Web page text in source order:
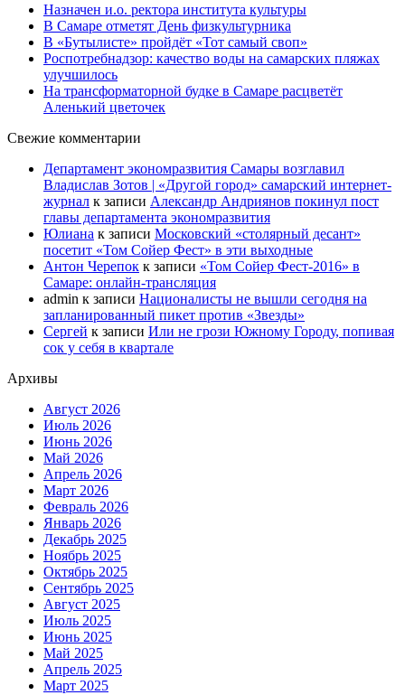
Назначен и.о. ректора института культуры
В Самаре отметят День физкультурника
В «Бутылисте» пройдёт «Тот самый своп»
Роспотребнадзор: качество воды на самарских пляжах
улучшилось
На трансформаторной будке в Самаре расцветёт
Аленький цветочек
Свежие комментарии
Департамент экономразвития Самары возглавил
Владислав Зотов | «Другой город» самарский интернет-
журнал к записи Александр Андриянов покинул пост
главы департамента экономразвития
Юлиана к записи Московский «столярный десант»
посетит «Том Сойер Фест» в эти выходные
Антон Черепок к записи «Том Сойер Фест-2016» в
Самаре: онлайн-трансляция
admin к записи Националисты не вышли сегодня на
запланированный пикет против «Звезды»
Сергей к записи Или не грози Южному Городу, попивая
сок у себя в квартале
Архивы
Август 2026
Июль 2026
Июнь 2026
Май 2026
Апрель 2026
Март 2026
Февраль 2026
Январь 2026
Декабрь 2025
Ноябрь 2025
Октябрь 2025
Сентябрь 2025
Август 2025
Июль 2025
Июнь 2025
Май 2025
Апрель 2025
Март 2025